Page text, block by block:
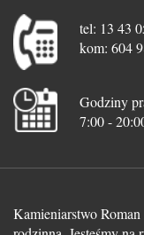
tel: 13 43
kom: 604
Godziny
7:00 -
Kamieniarstwo